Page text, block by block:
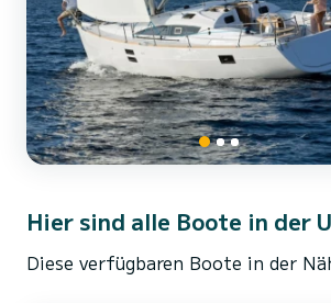
Hier sind alle Boote in der
Diese verfügbaren Boote in der